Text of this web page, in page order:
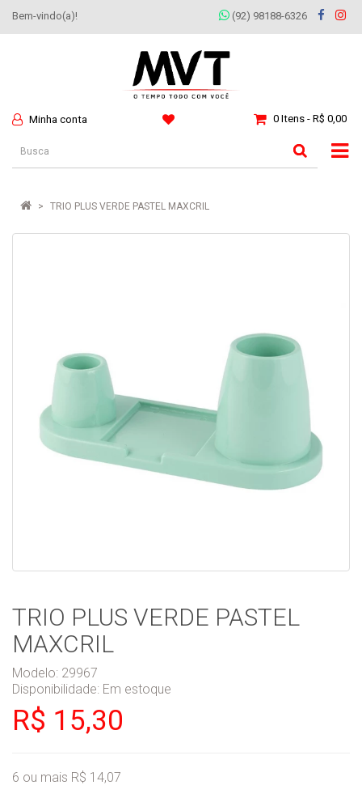
Bem-vindo(a)! (92) 98188-6326
Minha conta 0 Itens - R$ 0,00
TRIO PLUS VERDE PASTEL MAXCRIL
TRIO PLUS VERDE PASTEL
MAXCRIL
Modelo: 29967
Disponibilidade: Em estoque
R$ 15,30
6 ou mais R$ 14,07